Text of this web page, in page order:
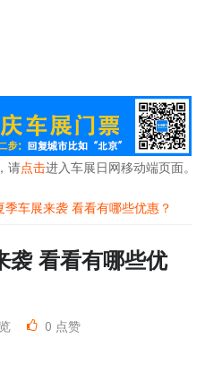
请点击进入车展日网移动端页面。
季车展来袭 看看有哪些优惠？
袭 看看有哪些优
0 点赞